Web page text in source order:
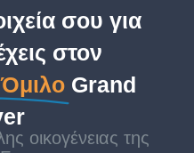
σου για
στον
Grand
οικογένειας της